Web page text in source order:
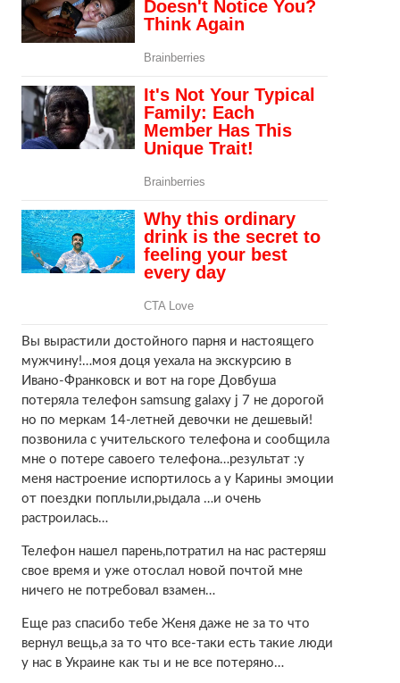
Вы вырастили достойного парня и настоящего
мужчину!…моя доця уехала на экскурсию в
Ивано-Франковск и вот на горе Довбуша
потеряла телефон samsung galaxy j 7 не дорогой
но по меркам 14-летней девочки не дешевый!
позвонила с учительского телефона и сообщила
мне о потере савоего телефона…результат :у
меня настроение испортилось а у Карины эмоции
от поездки поплыли,рыдала …и очень
растроилась…
Телефон нашел парень,потратил на нас растеряш
свое время и уже отослал новой почтой мне
ничего не потребовал взамен…
Еще раз спасибо тебе Женя даже не за то что
вернул вещь,а за то что все-таки есть такие люди
у нас в Украине как ты и не все потеряно…